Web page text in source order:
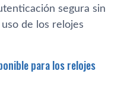
segura sin
de los relojes
para los relojes